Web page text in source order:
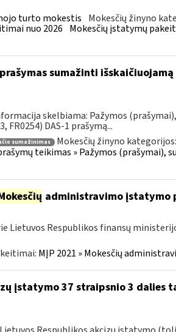
turto mokestis Mokesčių žinyno
nuo 2026 Mokesčių įstatymų
sumažinti išskaičiuojamą
skelbiama: Pažymos
FR0254) DAS-1 prašymą...
sumažinimas Mokesčių žinyno kategorijos:
teikimas » Pažymos (prašymai),
administravimo įstatymo
Lietuvos Respublikos finansų
MĮP 2021 » Mokesčių
įstatymo 37 straipsnio 3 dalies